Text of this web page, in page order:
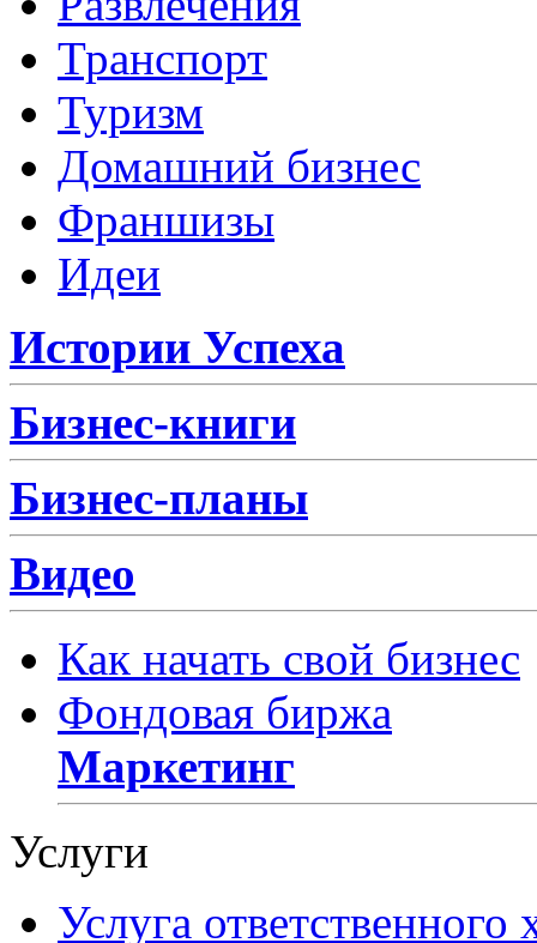
Транспорт
Туризм
Домашний бизнес
Франшизы
Идеи
Истории Успеха
Бизнес-книги
Бизнес-планы
Видео
Как начать свой бизнес
Фондовая биржа
Маркетинг
Услуги
Услуга